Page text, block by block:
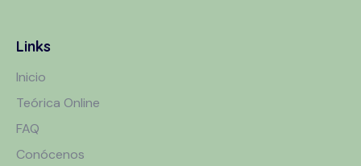
Links
Inicio
Teórica Online
FAQ
Conócenos